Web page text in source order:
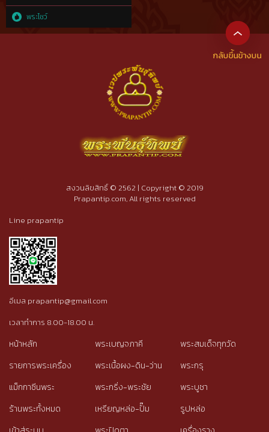
พระโชว์
สงวนลิขสิทธิ์ © 2562 | Copyright © 2019
Prapantip.com, All rights reserved
Line prapantip
อีเมล prapantip@gmail.com
เวลาทำการ 8.00-18.00 น.
หน้าหลัก
รายการพระเครื่อง
แม็กกาซีนพระ
ร้านพระทั้งหมด
พระเบญจภาคี
พระเนื้อผง-ดิน-ว่าน
พระกริ่ง-พระชัย
เหรียญหล่อ-ปั๊ม
พระสมเด็จทุกวัด
พระกรุ
พระบูชา
รูปหล่อ